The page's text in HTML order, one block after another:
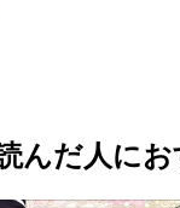
んだ人に